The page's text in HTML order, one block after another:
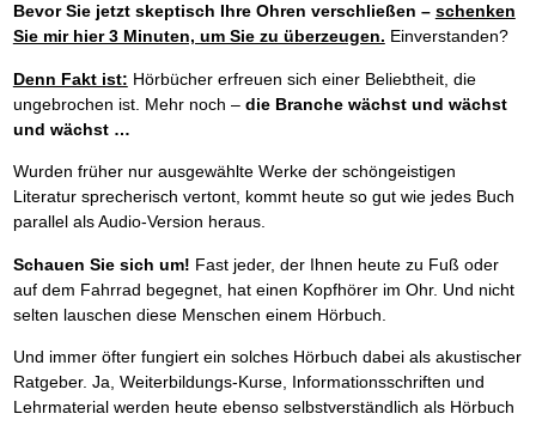
Bevor Sie jetzt skeptisch Ihre Ohren verschließen – schenken
Sie mir hier 3 Minuten, um Sie zu überzeugen. Einverstanden?
Denn Fakt ist: Hörbücher erfreuen sich einer Beliebtheit, die
ungebrochen ist. Mehr noch – die Branche wächst und wächst
und wächst …
Wurden früher nur ausgewählte Werke der schöngeistigen
Literatur sprecherisch vertont, kommt heute so gut wie jedes Buch
parallel als Audio-Version heraus.
Schauen Sie sich um! Fast jeder, der Ihnen heute zu Fuß oder
auf dem Fahrrad begegnet, hat einen Kopfhörer im Ohr. Und nicht
selten lauschen diese Menschen einem Hörbuch.
Und immer öfter fungiert ein solches Hörbuch dabei als akustischer
Ratgeber. Ja, Weiterbildungs-Kurse, Informationsschriften und
Lehrmaterial werden heute ebenso selbstverständlich als Hörbuch